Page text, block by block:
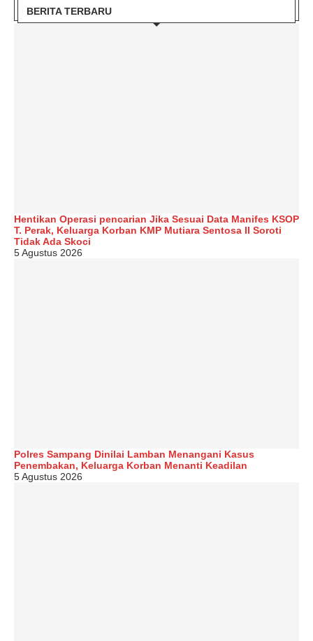
BERITA TERBARU
Hentikan Operasi pencarian Jika Sesuai Data Manifes KSOP
T. Perak, Keluarga Korban KMP Mutiara Sentosa II Soroti
Tidak Ada Skoci
5 Agustus 2026
Polres Sampang Dinilai Lamban Menangani Kasus
Penembakan, Keluarga Korban Menanti Keadilan
5 Agustus 2026